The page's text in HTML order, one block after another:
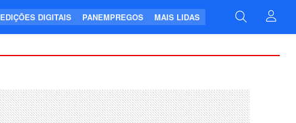
EDIÇÕES DIGITAIS PANEMPREGOS MAIS LIDAS